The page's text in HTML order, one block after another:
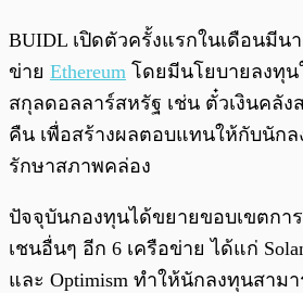
BUIDL เปิดตัวครั้งแรกในเดือนมีน
ข่าย Ethereum โดยมีนโยบายลงทุ
สกุลดอลลาร์สหรัฐ เช่น ตั๋วเงินคลั
คืน เพื่อสร้างผลตอบแทนให้กับนัก
รักษาสภาพคล่อง
ปัจจุบันกองทุนได้ขยายขอบเขตกา
เชนอื่นๆ อีก 6 เครือข่าย ได้แก่
และ Optimism ทำให้นักลงทุนสาม